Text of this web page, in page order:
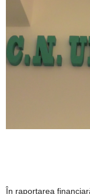
În raportarea